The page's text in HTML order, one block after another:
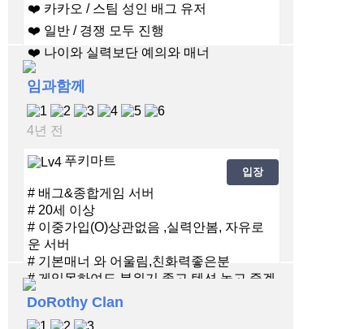
❤️ 카카오 / 스팀 성인 배그 유저
❤️ 일반 / 경쟁 모두 진행
❤️ 나이와 실력보단 예의와 매너
❤️ 배린이 / 복귀유저 / 직장인 환영
임과함께
4년 전
입장
푸키마트
# 배그&종합게임 서버
# 20세 이상
# 이중가입(O)상관없음 ,실력안봄, 자유로
운 서버
# 기본매너 와 어울림,친화력좋은분
# 게임못하여도 분위기 좋고 텐션 높고 즐겜
유저
DoRothy Clan